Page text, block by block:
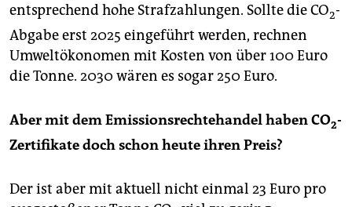
entsprechend hohe Strafzahlungen. Sollte die CO2-
Abgabe erst 2025 eingeführt werden, rechnen
Umweltökonomen mit Kosten von über 100 Euro
die Tonne. 2030 wären es sogar 250 Euro.
Aber mit dem Emissionsrechtehandel haben CO2-
Zertifikate doch schon heute ihren Preis?
Der ist aber mit aktuell nicht einmal 23 Euro pro